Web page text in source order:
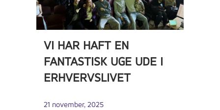
VI HAR HAFT EN
FANTASTISK UGE UDE I
ERHVERVSLIVET
21 november, 2025